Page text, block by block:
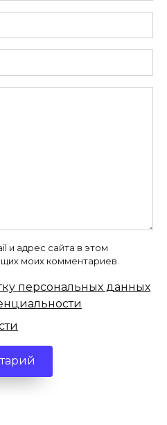
и адрес сайта в этом
моих комментариев.
персональных данных